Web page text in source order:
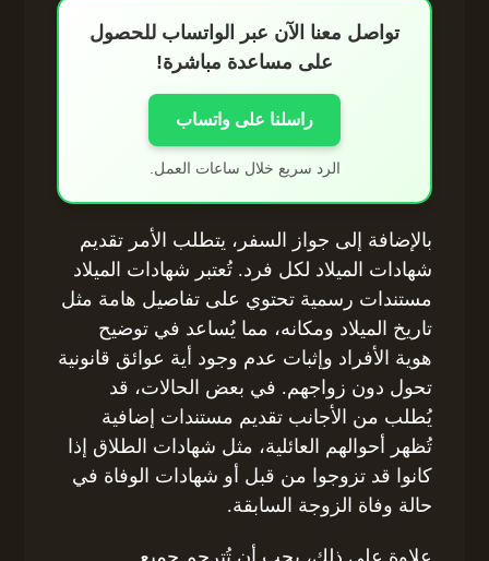
تواصل معنا الآن عبر الواتساب للحصول
على مساعدة مباشرة!
راسلنا على واتساب
الرد سريع خلال ساعات العمل.
بالإضافة إلى جواز السفر، يتطلب الأمر تقديم
شهادات الميلاد لكل فرد. تُعتبر شهادات الميلاد
مستندات رسمية تحتوي على تفاصيل هامة مثل
تاريخ الميلاد ومكانه، مما يُساعد في توضيح
هوية الأفراد وإثبات عدم وجود أية عوائق قانونية
تحول دون زواجهم. في بعض الحالات، قد
يُطلب من الأجانب تقديم مستندات إضافية
تُظهر أحوالهم العائلية، مثل شهادات الطلاق إذا
كانوا قد تزوجوا من قبل أو شهادات الوفاة في
حالة وفاة الزوجة السابقة.
علاوة على ذلك، يجب أن تُترجم جميع